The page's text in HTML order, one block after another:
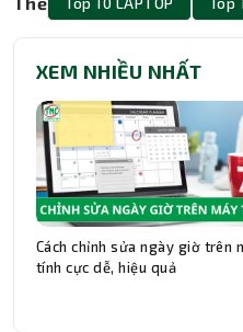
XEM NHIỀU NHẤT
Cách chỉnh sửa ngày giờ trên
tính cực dễ, hiệu quả